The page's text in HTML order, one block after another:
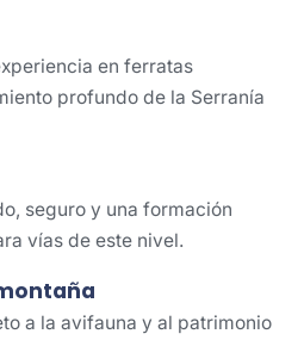
en ferratas
profundo de la Serranía
seguro y una formación
vías de este nivel.
a la avifauna y al patrimonio